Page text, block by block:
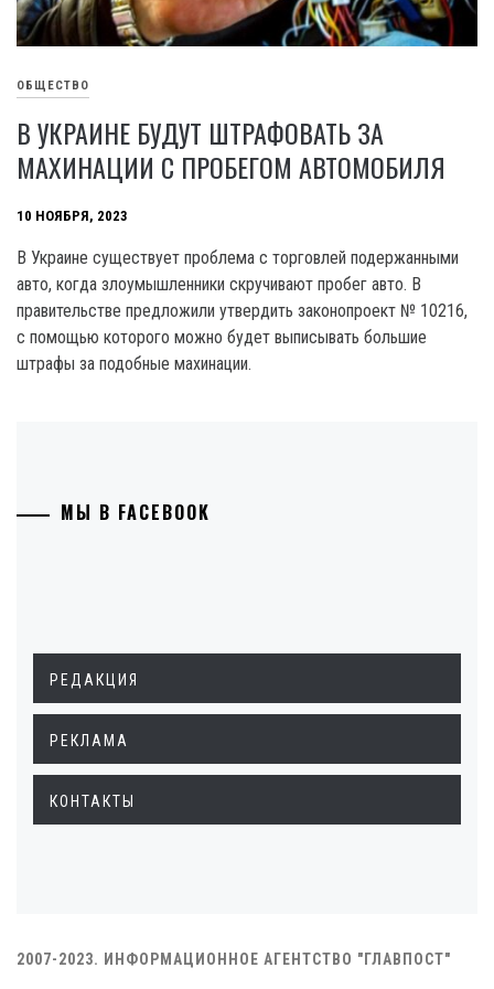
ОБЩЕСТВО
В УКРАИНЕ БУДУТ ШТРАФОВАТЬ ЗА
МАХИНАЦИИ С ПРОБЕГОМ АВТОМОБИЛЯ
10 НОЯБРЯ, 2023
B Украине существует проблема с торговлей подержанными
авто, когда злоумышленники скручивают пробег авто. В
правительстве предложили утвердить законопроект № 10216,
с помощью которого можно будет выписывать большие
штрафы за подобные махинации.
МЫ В FACEBOOK
РЕДАКЦИЯ
РЕКЛАМА
КОНТАКТЫ
2007-2023. ИНФОРМАЦИОННОЕ АГЕНТСТВО "ГЛАВПОСТ"